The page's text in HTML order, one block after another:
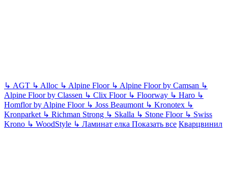
↳ AGT ↳ Alloc ↳ Alpine Floor ↳ Alpine Floor by Camsan ↳
Alpine Floor by Classen ↳ Clix Floor ↳ Floorway ↳ Haro ↳
Homflor by Alpine Floor ↳ Joss Beaumont ↳ Kronotex ↳
Kronparket ↳ Richman Strong ↳ Skalla ↳ Stone Floor ↳ Swiss
Krono ↳ WoodStyle ↳ Ламинат елка Показать все Кварцвинил